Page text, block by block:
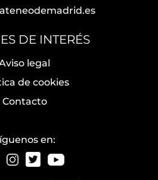
DE INTERÉS
legal
de cookies
Contacto
en: